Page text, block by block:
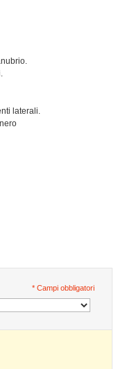
laterali.
* Campi obbligatori